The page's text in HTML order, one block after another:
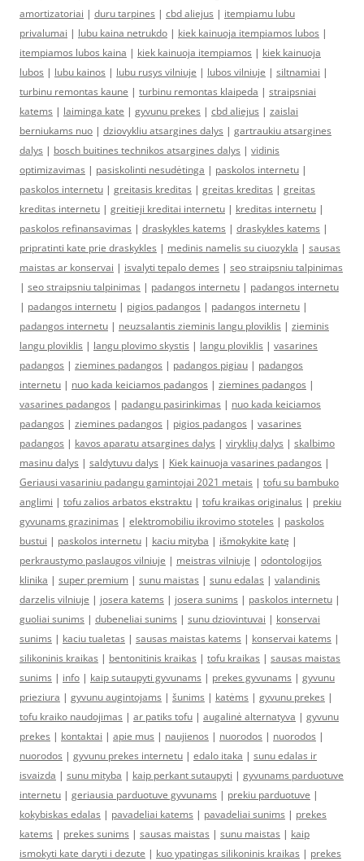
amortizatoriai | duru tarpines | cbd aliejus | itempiamu lubu
privalumai | lubu kaina netrukdo | kiek kainuoja itempiamos lubos |
itempiamos lubos kaina | kiek kainuoja itempiamos | kiek kainuoja
lubos | lubu kainos | lubu rusys vilniuje | lubos vilniuje | siltnamiai |
turbinu remontas kaune | turbinu remontas klaipeda | straipsniai
katems | laiminga kate | gyvunu prekes | cbd aliejus | zaislai
berniukams nuo | dziovykliu atsargines dalys | gartraukiu atsargines
dalys | bosch buitines technikos atsargines dalys | vidinis
optimizavimas | pasiskolinti nesudėtinga | paskolos internetu |
paskolos internetu | greitasis kreditas | greitas kreditas | greitas
kreditas internetu | greitieji kreditai internetu | kreditas internetu |
paskolos refinansavimas | draskykles katems | draskykles katems |
pripratinti kate prie draskykles | medinis namelis su ciuozykla | sausas
maistas ar konservai | isvalyti tepalo demes | seo straipsniu talpinimas
| seo straipsniu talpinimas | padangos internetu | padangos internetu
| padangos internetu | pigios padangos | padangos internetu |
padangos internetu | neuzsalantis zieminis langu ploviklis | zieminis
langu ploviklis | langu plovimo skystis | langu ploviklis | vasarines
padangos | ziemines padangos | padangos pigiau | padangos
internetu | nuo kada keiciamos padangos | ziemines padangos |
vasarines padangos | padangu pasirinkimas | nuo kada keiciamos
padangos | ziemines padangos | pigios padangos | vasarines
padangos | kavos aparatu atsargines dalys | viryklių dalys | skalbimo
masinu dalys | saldytuvu dalys | Kiek kainuoja vasarines padangos |
Geriausi vasariniu padangu gamintojai 2021 metais | tofu su bambuko
anglimi | tofu zalios arbatos ekstraktu | tofu kraikas originalus | prekiu
gyvunams grazinimas | elektromobiliu ikrovimo stoteles | paskolos
bustui | paskolos internetu | kaciu mityba | išmokykite katę |
perkraustymo paslaugos vilniuje | meistras vilniuje | odontologijos
klinika | super premium | sunu maistas | sunu edalas | valandinis
darzelis vilniuje | josera katems | josera sunims | paskolos internetu |
guoliai sunims | dubeneliai sunims | sunu dziovintuvai | konservai
sunims | kaciu tualetas | sausas maistas katems | konservai katems |
silikoninis kraikas | bentonitinis kraikas | tofu kraikas | sausas maistas
sunims | info | kaip sutaupyti gyvunams | prekes gyvunams | gyvunu
prieziura | gyvunu augintojams | šunims | katėms | gyvunu prekes |
tofu kraiko naudojimas | ar patiks tofu | augalinė alternatyva | gyvunu
prekes | kontaktai | apie mus | naujienos | nuorodos | nuorodos |
nuorodos | gyvunu prekes internetu | edalo itaka | sunu edalas ir
isvaizda | sunu mityba | kaip perkant sutaupyti | gyvunams parduotuve
internetu | geriausia parduotuve gyvunams | prekiu parduotuve |
kokybiskas edalas | pavadeliai katems | pavadeliai sunims | prekes
katems | prekes sunims | sausas maistas | sunu maistas | kaip
ismokyti kate daryti i dezute | kuo ypatingas silikoninis kraikas | prekes